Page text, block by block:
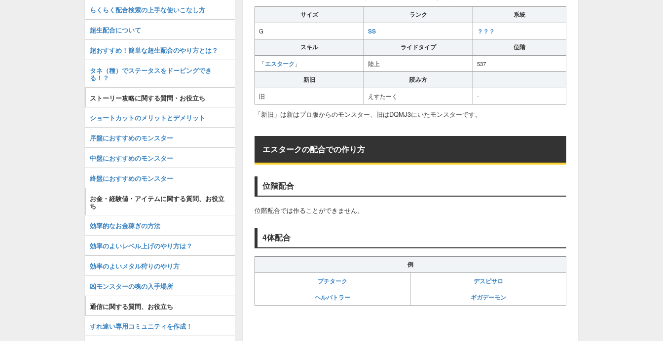
サイズ ランク 系統
G SS ？？？
スキル ライドタイプ 位階
「エスターク 」 陸上 537
新旧 読み方
旧 えすたーく -
「新旧」は新はプロ版からのモンスター、旧はDQMJ3にいたモンスターです。
エスタークの配合での作り方
位階配合
位階配合では作ることができません。
4体配合
例
プチターク
デスピサロ
ヘルバトラー
ギガデーモン
らくらく配合検索の上手な使いこなし方
超生配合について
超おすすめ！簡単な超生配合のやり方とは？
タネ（種）でステータスをドーピングでき
る！？
ストーリー攻略に関する質問・お役立ち
ショートカットのメリットとデメリット
序盤におすすめのモンスター
中盤におすすめのモンスター
終盤におすすめのモンスター
お金・経験値・アイテムに関する質問、お役立
ち
効率的なお金稼ぎの方法
効率のよいレベル上げのやり方は？
効率のよいメタル狩りのやり方
凶モンスターの魂の入手場所
通信に関する質問、お役立ち
すれ違い専用コミュニティを作成！